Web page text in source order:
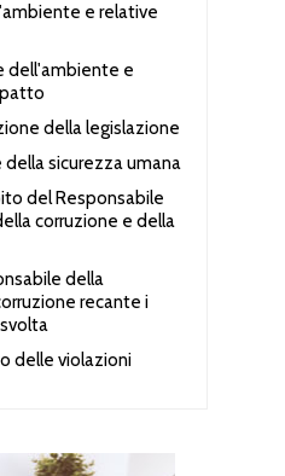
e relative
dell'ambiente e
della legislazione
sicurezza umana
del Responsabile
corruzione e della
della
recante i
delle violazioni